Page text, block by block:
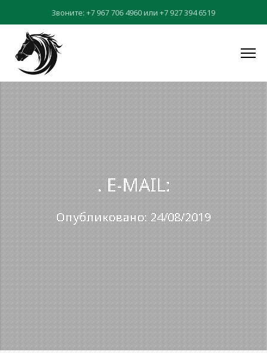
Звоните: +7 967 706 4960или +7 927 394 6519
. E-MAIL:
Опубликовано: 24/08/2019